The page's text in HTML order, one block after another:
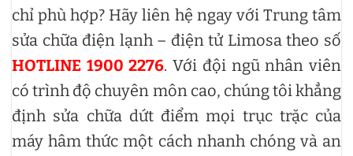
chỉ phù hợp? Hãy liên hệ ngay với Trung tâm
sửa chữa điện lạnh – điện tử Limosa theo số
HOTLINE 1900 2276. Với đội ngũ nhân viên
có trình độ chuyên môn cao, chúng tôi khẳng
định sửa chữa dứt điểm mọi trục trặc của
máy hâm thức một cách nhanh chóng và an